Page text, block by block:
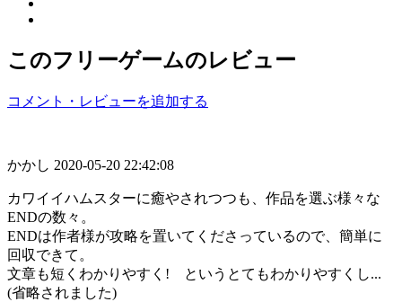
このフリーゲームのレビュー
コメント・レビューを追加する
かかし 2020-05-20 22:42:08
カワイイハムスターに癒やされつつも、作品を選ぶ様々な
ENDの数々。
ENDは作者様が攻略を置いてくださっているので、簡単に
回収できて。
文章も短くわかりやすく! というとてもわかりやすくし...
(省略されました)